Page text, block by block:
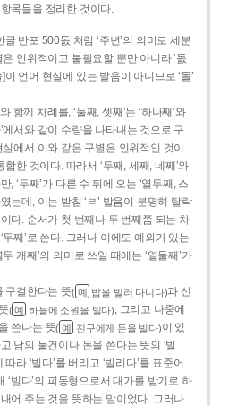
목들을 정리한 것이다.
글 반포 500돐’처럼 ‘주년’의 의미로 세분
인위적이고 불필요할 뿐만 아니라 ‘돐
이 언어 현실에 있는 발음이 아니므로 ‘돌’
함께 차례를, ‘둘째, 셋째’는 ‘하나째’와
에서와 같이 수량을 나타내는 것으로 구
에서 이와 같은 구별은 인위적인 것이
합한 것이다. 따라서 ‘두째, 세째, 네째’와
, ‘두째’가 다른 수 뒤에 오는 ‘열두째, 스
는데, 이는 받침 ‘ㄹ’ 발음이 분명히 탈락
다. 순서가 첫 번째나 두 번째쯤 되는 차
두째’로 쓴다. 그러나 이에도 예외가 있는
개째’의 의미로 쓰일 때에는 ‘열둘째’가
구걸한다는 뜻( 예 밥을 빌러 다니다)과 신
( 예 하늘에 소원을 빌다), 그리고 나중에
쓴다는 뜻( 예 친구에게 돈을 빌다)이 있
남의 물건이나 돈을 쓴다는 뜻의 ‘빌
라 ‘빌다’를 버리고 ‘빌리다’를 표준어
‘빌다’의 피동형으로서 대가를 받기로 하
어 주는 것을 뜻하는 말이었다. 그러나